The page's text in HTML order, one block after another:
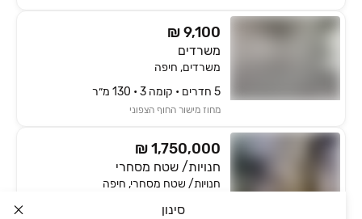
סינון
₪ 9,100
משרדים
משרדים, חיפה
5 חדרים • קומה ‎3‏ • 130 מ״ר
מחוז מישור החוף הצפוני
₪ 1,750,000
חנויות/ שטח מסחרי
חנויות/ שטח מסחרי, חיפה